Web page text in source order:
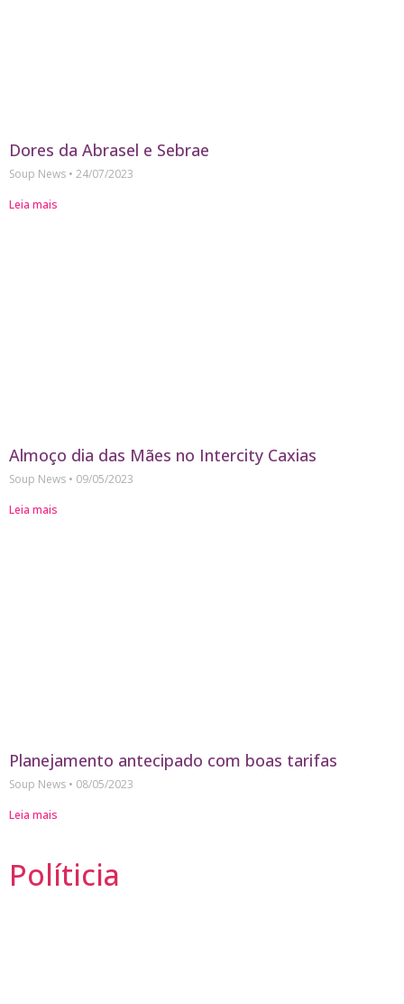
Dores da Abrasel e Sebrae
Soup News
24/07/2023
Leia mais
Almoço dia das Mães no Intercity Caxias
Soup News
09/05/2023
Leia mais
Planejamento antecipado com boas tarifas
Soup News
08/05/2023
Leia mais
Políticia